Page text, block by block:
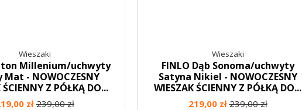
Wieszaki
Millenium/uchwyty
Mat - NOWOCZESNY
ŚCIENNY Z PÓŁKĄ DO...
zł239,00 zł
Wieszaki
FINLO Dąb Sonoma/uchwyty
Satyna Nikiel - NOWOCZESNY
WIESZAK ŚCIENNY Z PÓŁKĄ DO...
219,00 zł239,00 zł